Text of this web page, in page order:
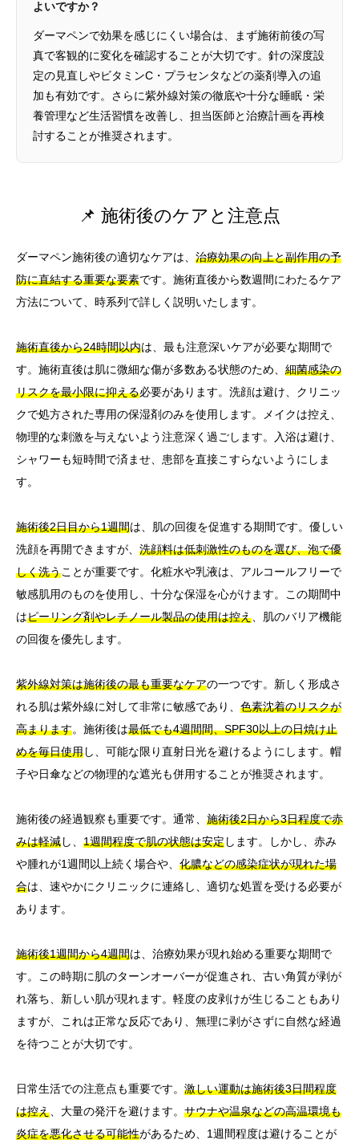
よいですか？
ダーマペンで効果を感じにくい場合は、まず施術前後の写
真で客観的に変化を確認することが大切です。針の深度設
定の見直しやビタミンC・プラセンタなどの薬剤導入の追
加も有効です。さらに紫外線対策の徹底や十分な睡眠・栄
養管理など生活習慣を改善し、担当医師と治療計画を再検
討することが推奨されます。
📌 施術後のケアと注意点
ダーマペン施術後の適切なケアは、 治療効果の向上と副作用の予
防に直結する重要な要素です。施術直後から数週間にわたるケア
方法について、時系列で詳しく説明いたします。
施術直後から24時間以内は、最も注意深いケアが必要な期間で
す。施術直後は肌に微細な傷が多数ある状態のため、 細菌感染の
リスクを最小限に抑える必要があります。洗顔は避け、クリニッ
クで処方された専用の保湿剤のみを使用します。メイクは控え、
物理的な刺激を与えないよう注意深く過ごします。入浴は避け、
シャワーも短時間で済ませ、患部を直接こすらないようにしま
す。
施術後2日目から1週間は、肌の回復を促進する期間です。優しい
洗顔を再開できますが、 洗顔料は低刺激性のものを選び、泡で優
しく洗うことが重要です。化粧水や乳液は、アルコールフリーで
敏感肌用のものを使用し、十分な保湿を心がけます。この期間中
はピーリング剤やレチノール製品の使用は控え 、肌のバリア機能
の回復を優先します。
紫外線対策は施術後の最も重要なケアの一つです。新しく形成さ
れる肌は紫外線に対して非常に敏感であり、 色素沈着のリスクが
高まります。施術後は最低でも4週間間、SPF30以上の日焼け止
めを毎日使用し、可能な限り直射日光を避けるようにします。帽
子や日傘などの物理的な遮光も併用することが推奨されます。
施術後の経過観察も重要です。通常、 施術後2日から3日程度で赤
みは軽減し、 1週間程度で肌の状態は安定します。しかし、赤み
や腫れが1週間以上続く場合や、 化膿などの感染症状が現れた場
合は、速やかにクリニックに連絡し、適切な処置を受ける必要が
あります。
施術後1週間から4週間は、治療効果が現れ始める重要な期間で
す。この時期に肌のターンオーバーが促進され、古い角質が剥が
れ落ち、新しい肌が現れます。軽度の皮剥けが生じることもあり
ますが、これは正常な反応であり、無理に剥がさずに自然な経過
を待つことが大切です。
日常生活での注意点も重要です。 激しい運動は施術後3日間程度
は控え 、大量の発汗を避けます。 サウナや温泉などの高温環境も
炎症を悪化させる可能性があるため、1週間程度は避けることが